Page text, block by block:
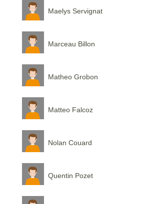
Maelys Servignat
Marceau Billon
Matheo Grobon
Matteo Falcoz
Nolan Couard
Quentin Pozet